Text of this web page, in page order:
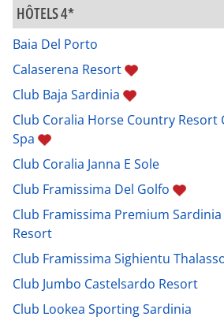
HÔTELS 4*
Baia Del Porto
Calaserena Resort
Club Baja Sardinia
Club Coralia Horse Country Resort
Spa
Club Coralia Janna E Sole
Club Framissima Del Golfo
Club Framissima Premium Sardinia
Resort
Club Framissima Sighientu
Club Jumbo Castelsardo Resort
Club Lookea Sporting Sardinia